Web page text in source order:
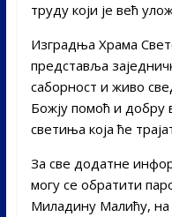
труду који је већ
Изградња Храма
представља
саборност и живо
Божју помоћ и
светиња која ће
За све додатне
могу се обратити
Миладину Малићу,